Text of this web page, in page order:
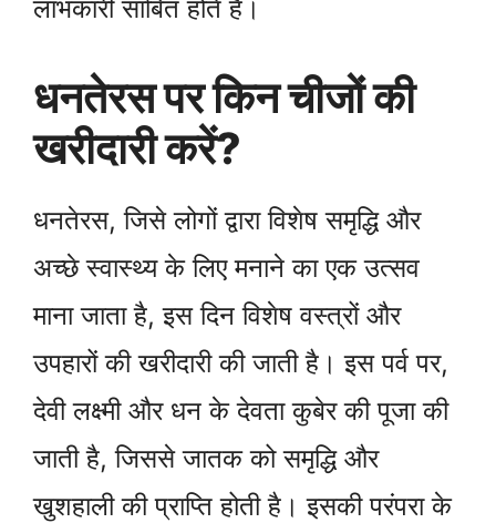
लाभकारी साबित होते हैं।
धनतेरस पर किन चीजों की
खरीदारी करें?
धनतेरस, जिसे लोगों द्वारा विशेष समृद्धि और
अच्छे स्वास्थ्य के लिए मनाने का एक उत्सव
माना जाता है, इस दिन विशेष वस्त्रों और
उपहारों की खरीदारी की जाती है। इस पर्व पर,
देवी लक्ष्मी और धन के देवता कुबेर की पूजा की
जाती है, जिससे जातक को समृद्धि और
खुशहाली की प्राप्ति होती है। इसकी परंपरा के